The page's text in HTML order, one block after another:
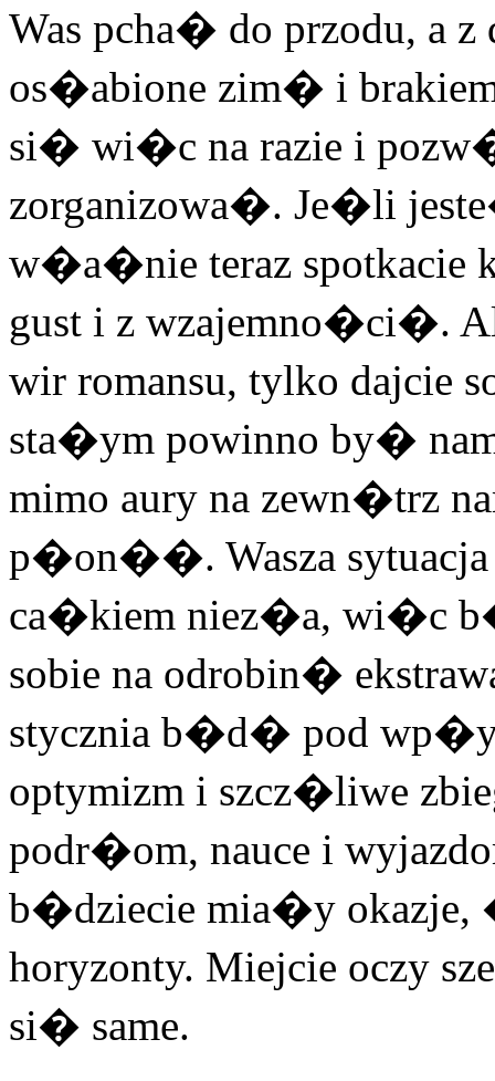
Was pcha� do przodu, a
os�abione zim� i
si� wi�c na razie i
zorganizowa�. Je�li
w�a�nie teraz spotkacie
gust i z wzajemno�ci�.
wir romansu, tylko dajcie
sta�ym powinno by�
mimo aury na zewn�trz
p�on��. Wasza
ca�kiem niez�a, wi�c
sobie na odrobin�
stycznia b�d� pod
optymizm i szcz�liwe
podr�om, nauce i
b�dziecie mia�y okazje,
horyzonty. Miejcie oczy
si� same.